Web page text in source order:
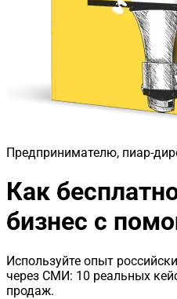
Предпринимателю, пиар-
Как
бизнес с
Используйте опыт
через СМИ: 10 реальных
продаж.